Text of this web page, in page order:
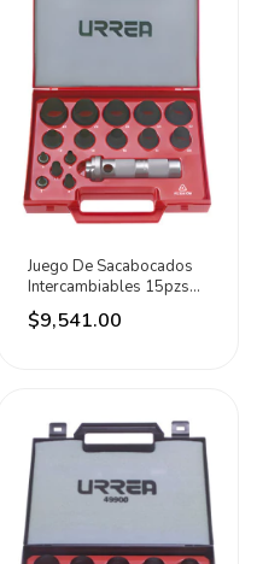
Juego De Sacabocados
Intercambiables 15pzs
Milimétric Urrea
$9,541.00